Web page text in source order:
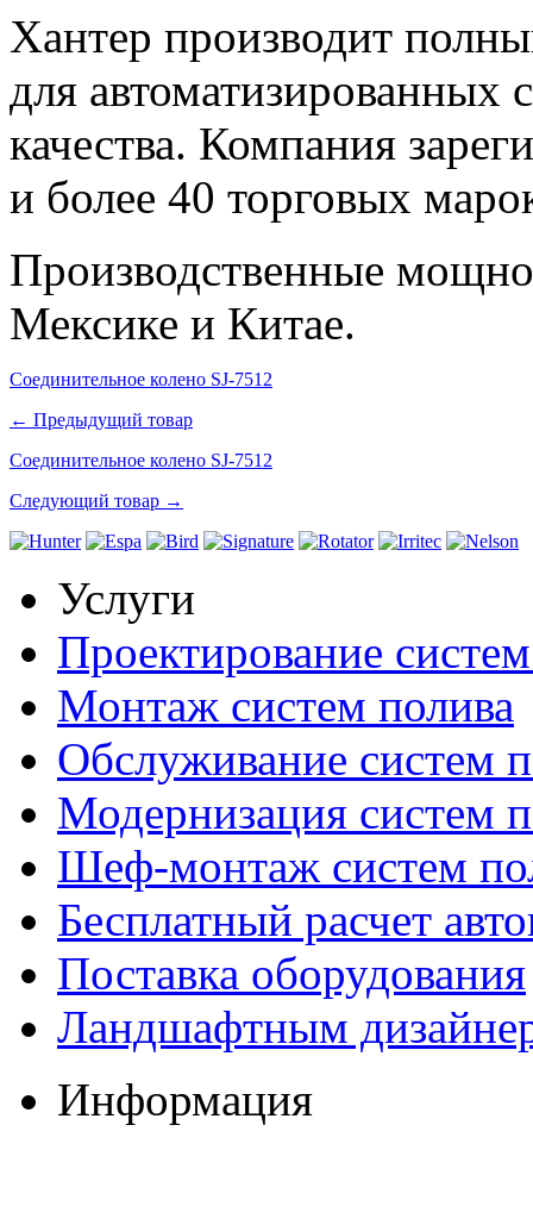
Хантер производит
для автоматизированных
качества. Компания
и более 40 торговых
Производственные
Мексике и Китае.
Соединительное колено SJ-7512
← Предыдущий товар
Соединительное колено SJ-7512
Следующий товар →
Услуги
Проектирование
Монтаж систем полива
Обслуживание систем
Модернизация систем
Шеф-монтаж систем
Бесплатный расчет
Поставка оборудования
Ландшафтным
Информация